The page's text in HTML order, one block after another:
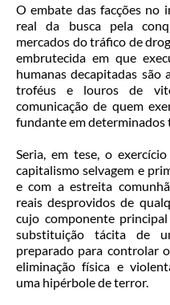
O embate das facções no
real da busca pela
mercados do tráfico de
embrutecida em que
humanas decapitadas são
troféus e louros de
comunicação de quem
fundante em determinados
Seria, em tese, o
capitalismo selvagem e
e com a estreita
reais desprovidos de
cujo componente
substituição tácita de
preparado para controlar
eliminação física e
uma hipérbole de terror.